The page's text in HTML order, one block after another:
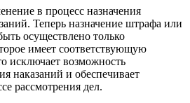
в процесс назначения
Теперь назначение штрафа или
осуществлено только
имеет соответствующую
исключает возможность
наказаний и обеспечивает
рассмотрения дел.